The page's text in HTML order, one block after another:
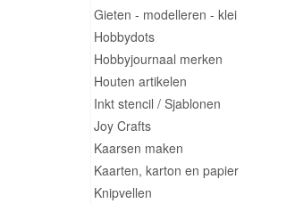
Gieten - modelleren - klei
Hobbydots
Hobbyjournaal merken
Houten artikelen
Inkt stencil / Sjablonen
Joy Crafts
Kaarsen maken
Kaarten, karton en papier
Knipvellen